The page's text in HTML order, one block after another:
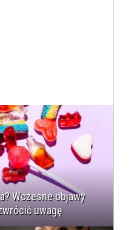
Wczesne objawy
uwagę